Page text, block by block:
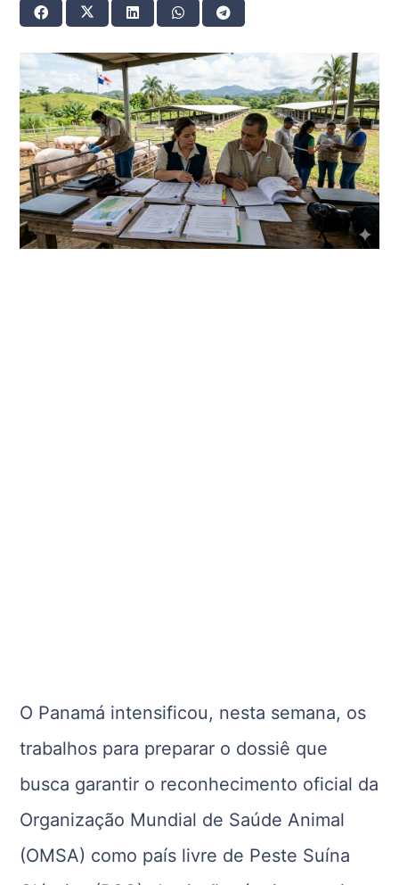
O Panamá intensificou, nesta semana, os
trabalhos para preparar o dossiê que
busca garantir o reconhecimento oficial da
Organização Mundial de Saúde Animal
(OMSA) como país livre de Peste Suína